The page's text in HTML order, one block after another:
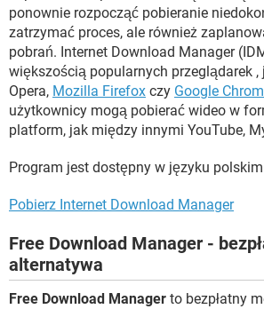
ponownie rozpocząć pobieranie
zatrzymać proces, ale również
pobrań. Internet Download Manager
większością popularnych przeglądarek ,
Opera, Mozilla Firefox czy Google
użytkownicy mogą pobierać wideo w
platform, jak między innymi YouTube,
Program jest dostępny w języku
Pobierz Internet Download Manager
Free Download Manager -
alternatywa
Free Download Manager to bezpłatny